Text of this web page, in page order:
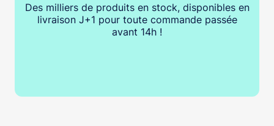
Des milliers de produits en stock, disponibles en
livraison J+1 pour toute commande passée
avant 14h !